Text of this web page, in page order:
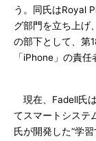
う。同氏はRoyal
グ部門を立ち上げ
の部下として、第
「iPhone」の責任
現在、Fadell氏
てスマートシステ
氏が開発した“学